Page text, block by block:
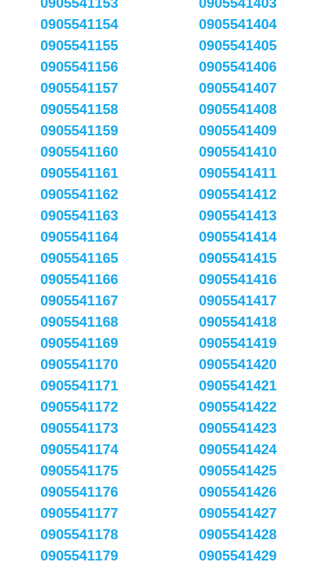
0905541154
0905541155
0905541156
0905541157
0905541158
0905541159
0905541160
0905541161
0905541162
0905541163
0905541164
0905541165
0905541166
0905541167
0905541168
0905541169
0905541170
0905541171
0905541172
0905541173
0905541174
0905541175
0905541176
0905541177
0905541178
0905541179
0905541404
0905541405
0905541406
0905541407
0905541408
0905541409
0905541410
0905541411
0905541412
0905541413
0905541414
0905541415
0905541416
0905541417
0905541418
0905541419
0905541420
0905541421
0905541422
0905541423
0905541424
0905541425
0905541426
0905541427
0905541428
0905541429